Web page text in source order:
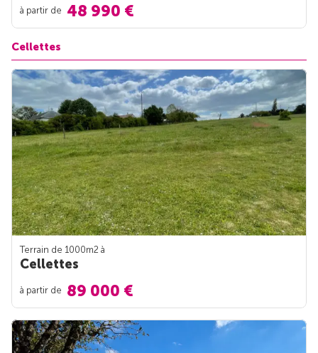
à partir de 48 990 €
Cellettes
Terrain de 1000m2 à
Cellettes
à partir de 89 000 €